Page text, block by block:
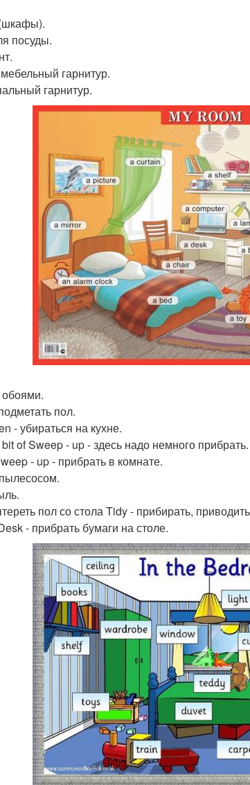
посуды.
гарнитур.
гарнитур.
обоями.
пол.
- убираться на кухне.
of Sweep - up - здесь надо немного прибрать.
- up - прибрать в комнате.
пол со стола Tidy - прибирать,
- прибрать бумаги на столе.